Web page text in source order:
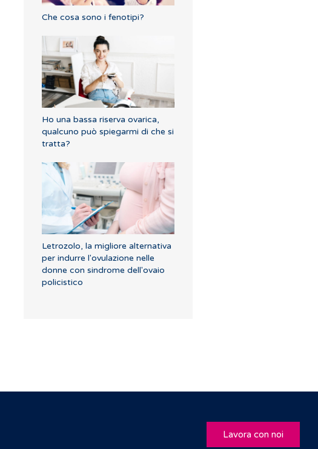
Che cosa sono i fenotipi?
Ho una bassa riserva ovarica,
qualcuno può spiegarmi di che si
tratta?
Letrozolo, la migliore alternativa
per indurre l'ovulazione nelle
donne con sindrome dell'ovaio
policistico
Lavora con noi